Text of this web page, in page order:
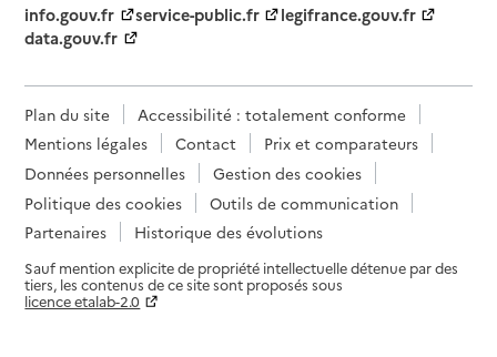
info.gouv.fr
service-public.fr
legifrance.gouv.fr
data.gouv.fr
Plan du site
Accessibilité : totalement conforme
Mentions légales
Contact
Prix et comparateurs
Données personnelles
Gestion des cookies
Politique des cookies
Outils de communication
Partenaires
Historique des évolutions
Sauf mention explicite de propriété intellectuelle détenue par des
tiers, les contenus de ce site sont proposés sous
licence etalab-2.0